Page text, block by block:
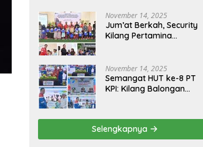
November 14, 2025
Jum’at Berkah, Security
Kilang Pertamina
November 14, 2025
Semangat HUT ke-8 PT
KPI: Kilang Balongan
Berbagi Bersama
Penyandang Disabilitas
dan Yayasan Pendidikan
Selengkapnya